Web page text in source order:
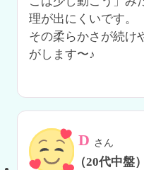
理が出にくいです。
その柔らかさが続け
がします〜♪
D さん
（20代中盤）